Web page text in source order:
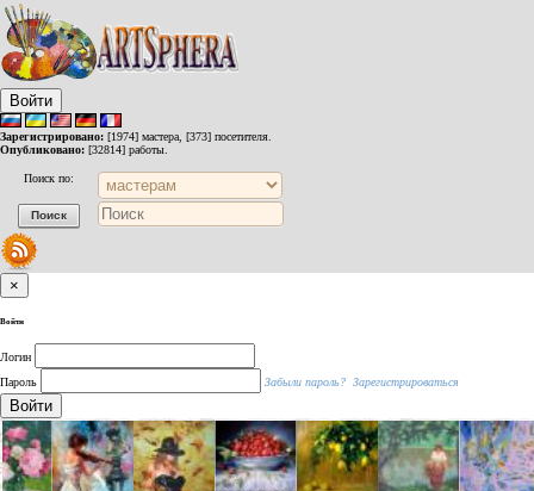
Войти
Зарегистрировано: [1974] мастера, [373] посетителя.
Опубликовано: [32814] работы.
Поиск по:
×
Войти
Логин
Пароль
Забыли пароль? Зарегистрироваться
Войти